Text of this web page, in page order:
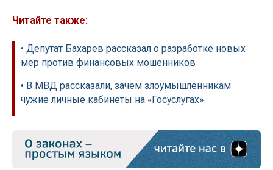
Читайте также:
• Депутат Бахарев рассказал о разработке новых
мер против финансовых мошенников
• В МВД рассказали, зачем злоумышленникам
чужие личные кабинеты на «Госуслугах»